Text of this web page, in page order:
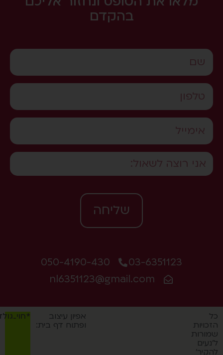
בהקדם
שליחה
03-6351123
050-4190-430
nl6351123@gmail.com
אפיון עיצוב
ופתוח דף בית:
*חוי_גולדמן